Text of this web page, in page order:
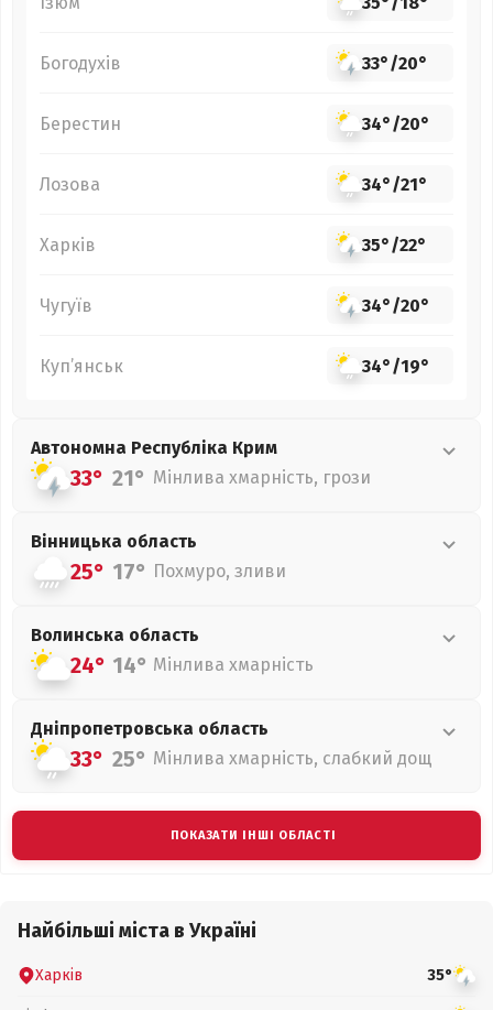
Богодухів 33°/20°
Берестин 34°/20°
Лозова 34°/21°
Харків 35°/22°
Чугуїв 34°/20°
Куп’янськ 34°/19°
Автономна Республіка Крим
33° 21° Мінлива хмарність, грози
Вінницька область
25° 17° Похмуро, зливи
Волинська область
24° 14° Мінлива хмарність
Дніпропетровська область
33° 25° Мінлива хмарність, слабкий дощ
ПОКАЗАТИ ІНШІ ОБЛАСТІ
Найбільші міста в Україні
Харків 35°